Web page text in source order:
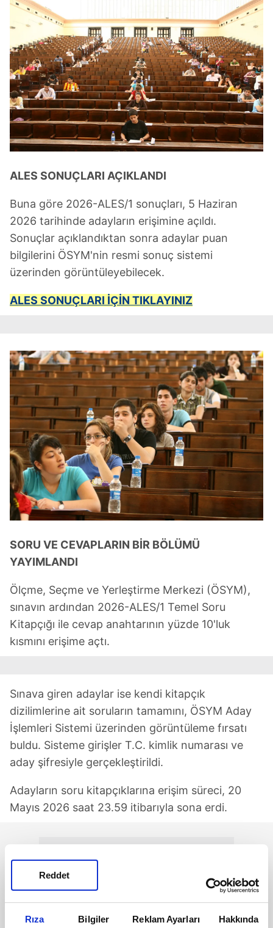
Rıza Bilgiler Reklam Ayarları Hakkında
Reddet
ALES SONUÇLARI AÇIKLANDI
Buna göre 2026-ALES/1 sonuçları, 5 Haziran
2026 tarihinde adayların erişimine açıldı.
Sonuçlar açıklandıktan sonra adaylar puan
bilgilerini ÖSYM'nin resmi sonuç sistemi
üzerinden görüntüleyebilecek.
ALES SONUÇLARI İÇİN TIKLAYINIZ
SORU VE CEVAPLARIN BİR BÖLÜMÜ
YAYIMLANDI
Ölçme, Seçme ve Yerleştirme Merkezi (ÖSYM),
sınavın ardından 2026-ALES/1 Temel Soru
Kitapçığı ile cevap anahtarının yüzde 10'luk
kısmını erişime açtı.
Sınava giren adaylar ise kendi kitapçık
dizilimlerine ait soruların tamamını, ÖSYM Aday
İşlemleri Sistemi üzerinden görüntüleme fırsatı
buldu. Sisteme girişler T.C. kimlik numarası ve
aday şifresiyle gerçekleştirildi.
Adayların soru kitapçıklarına erişim süreci, 20
Mayıs 2026 saat 23.59 itibarıyla sona erdi.